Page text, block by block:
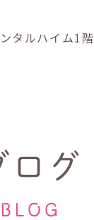
タルハイム1階
ログ
BLOG